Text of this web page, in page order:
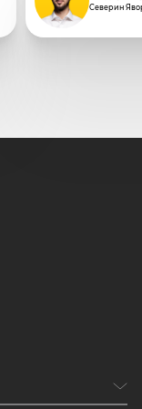
Северин